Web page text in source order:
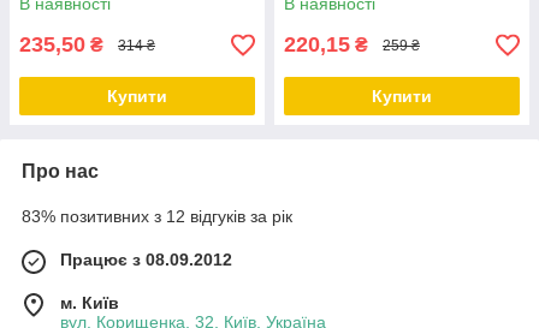
В наявності
235,50 ₴ 314 ₴
Купити
В наявності
220,15 ₴ 259 ₴
Купити
Про нас
83% позитивних з 12 відгуків за рік
Працює з 08.09.2012
м. Київ
вул. Корищенка, 32, Київ, Україна